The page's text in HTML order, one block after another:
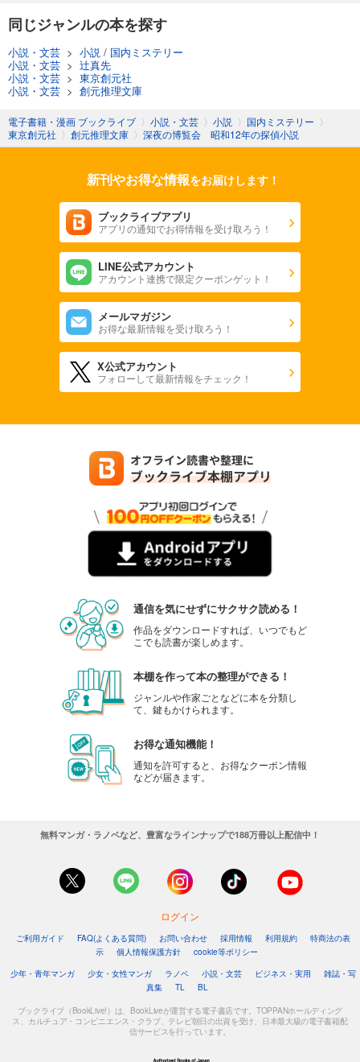
同じジャンルの本を探す
小説・文芸 > 小説 / 国内ミステリー
小説・文芸 > 辻真先
小説・文芸 > 東京創元社
小説・文芸 > 創元推理文庫
電子書籍・漫画 ブックライブ 〉 小説・文芸 〉 小説 〉 国内ミステリー 〉
東京創元社 〉 創元推理文庫 〉 深夜の博覧会 昭和12年の探偵小説
新刊やお得な情報をお届けします！
ブックライブアプリ
アプリの通知でお得情報を受け取ろう！
LINE公式アカウント
アカウント連携で限定クーポンゲット！
メールマガジン
お得な最新情報を受け取ろう！
X公式アカウント
フォローして最新情報をチェック！
通信を気にせずにサクサク読める！
作品をダウンロードすれば、いつでもど
こでも読書が楽しめます。
本棚を作って本の整理ができる！
ジャンルや作家ごとなどに本を分類し
て、鍵もかけられます。
お得な通知機能！
通知を許可すると、お得なクーポン情報
などが届きます。
無料マンガ・ラノベなど、豊富なラインナップで188万冊以上配信中！
ログイン
ご利用ガイド FAQ(よくある質問) お問い合わせ 採用情報 利用規約
特商法の表
示
個人情報保護方針
cookie等ポリシー
少年・青年マンガ
少女・女性マンガ ラノベ 小説・文芸 ビジネス・実用
雑誌・写
真集
TL BL
ブックライブ（BookLive!）は、BookLiveが運営する電子書店です。TOPPANホールディング
ス、カルチュア・コンビニエンス・クラブ、テレビ朝日の出資を受け、日本最大級の電子書籍配
信サービスを行っています。